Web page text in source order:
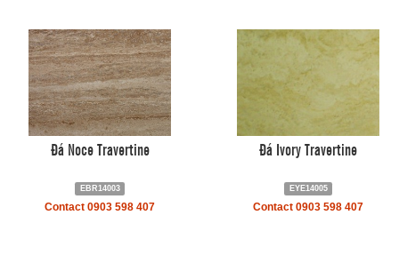
Đá Noce Travertine
EBR14003
Contact 0903 598 407
Đá Ivory Travertine
EYE14005
Contact 0903 598 407